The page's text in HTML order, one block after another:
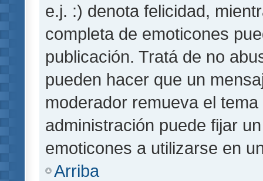
e.j. :) denota felicidad,
completa de emoticones
publicación. Tratá de no
pueden hacer que un
moderador remueva el
administración puede fijar
emoticones a utilizarse en
Arriba